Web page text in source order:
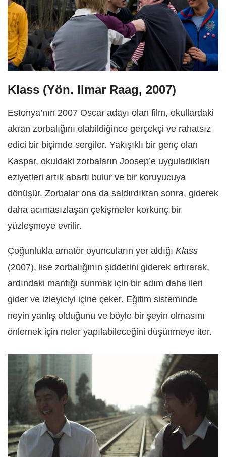
Klass (Yön. Ilmar Raag, 2007)
Estonya’nın 2007 Oscar adayı olan film, okullardaki
akran zorbalığını olabildiğince gerçekçi ve rahatsız
edici bir biçimde sergiler. Yakışıklı bir genç olan
Kaspar, okuldaki zorbaların Joosep’e uyguladıkları
eziyetleri artık abartı bulur ve bir koruyucuya
dönüşür. Zorbalar ona da saldırdıktan sonra, giderek
daha acımasızlaşan çekişmeler korkunç bir
yüzleşmeye evrilir.
Çoğunlukla amatör oyuncuların yer aldığı Klass
(2007), lise zorbalığının şiddetini giderek artırarak,
ardındaki mantığı sunmak için bir adım daha ileri
gider ve izleyiciyi içine çeker. Eğitim sisteminde
neyin yanlış olduğunu ve böyle bir şeyin olmasını
önlemek için neler yapılabileceğini düşünmeye iter.